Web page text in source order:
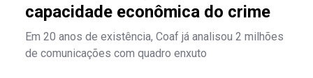
capacidade econômica do crime
Em 20 anos de existência, Coaf já analisou 2 milhões
de comunicações com quadro enxuto